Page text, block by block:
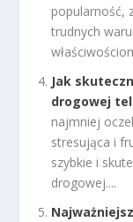
popularność,
trudnych
Jak
drogowej
najmniej
stresująca i
szybkie i
drogowej....